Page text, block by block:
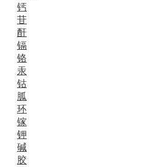
钙
苷
酐
镉
铬
汞
钴
胍
环
镓
钾
碱
胶